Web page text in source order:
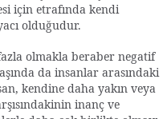
için etrafında kendi
olduğudur.
olmakla beraber negatif
da insanlar arasındaki
kendine daha yakın veya
inanç ve